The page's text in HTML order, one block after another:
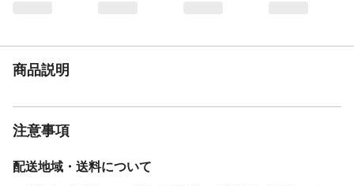
商品説明
注意事項
配送地域・送料について